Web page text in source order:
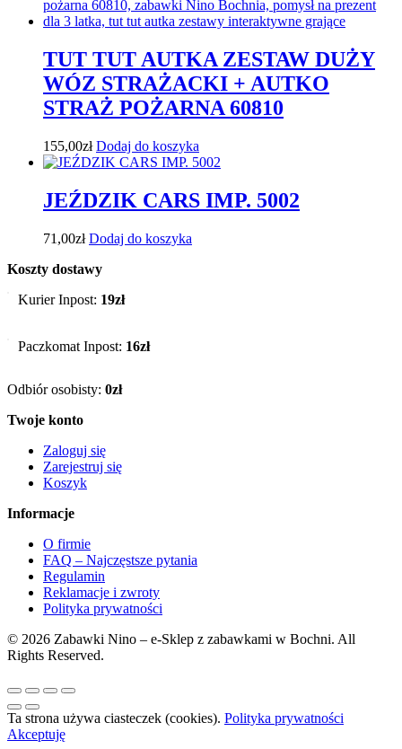
TUT TUT AUTKA ZESTAW DUŻY
WÓZ STRAŻACKI + AUTKO
STRAŻ POŻARNA 60810
155,00zł Dodaj do koszyka
JEŹDZIK CARS IMP. 5002
71,00zł Dodaj do koszyka
Koszty dostawy
Kurier Inpost: 19zł
Paczkomat Inpost: 16zł
Odbiór osobisty: 0zł
Twoje konto
Zaloguj się
Zarejestruj się
Koszyk
Informacje
O firmie
FAQ – Najczęstsze pytania
Regulamin
Reklamacje i zwroty
Polityka prywatności
© 2026 Zabawki Nino – e-Sklep z zabawkami w Bochni. All
Rights Reserved.
Ta strona używa ciasteczek (cookies). Polityka prywatności
Akceptuję